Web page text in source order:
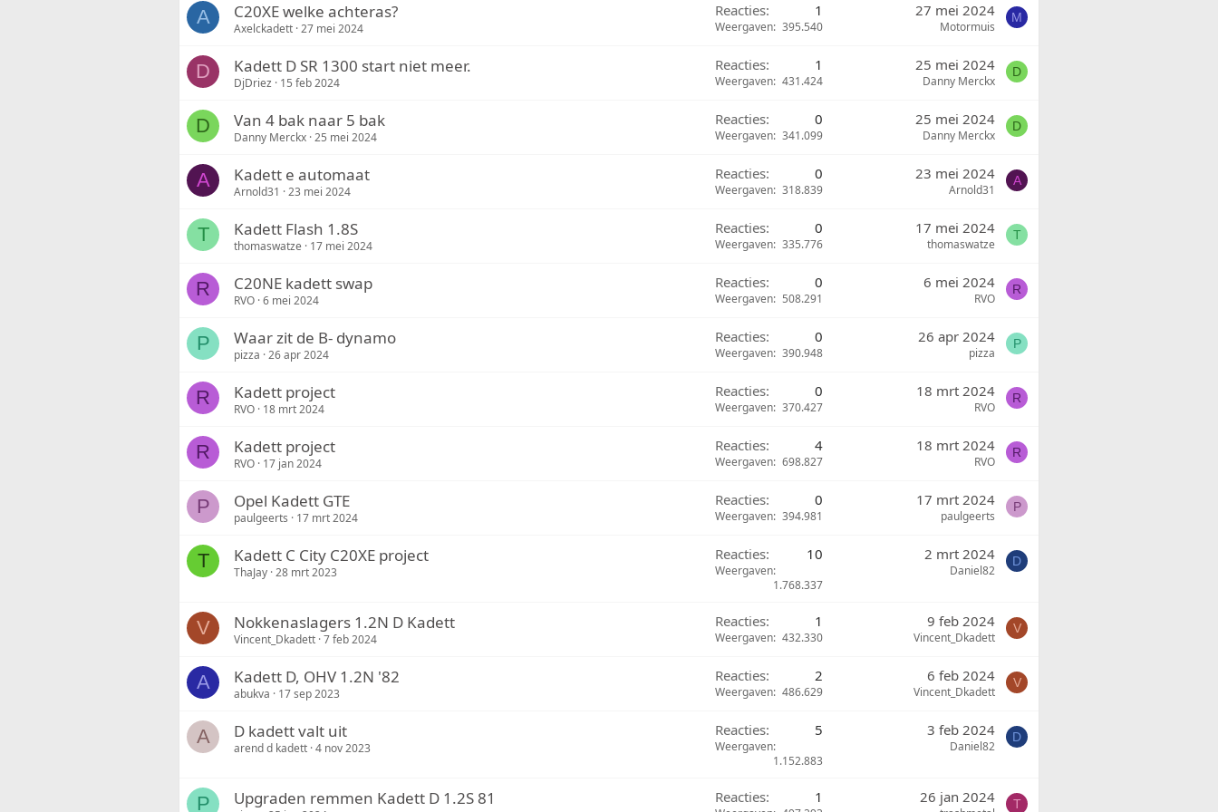
A C20XE welke achteras?
Axelckadett 27 mei 2024
Reacties 1
Weergaven 395.540
27 mei 2024
Motormuis
M
D Kadett D SR 1300 start niet meer.
DjDriez 15 feb 2024
Reacties 1
Weergaven 431.424
25 mei 2024
Danny Merckx
D
D Van 4 bak naar 5 bak
Danny Merckx 25 mei 2024
Reacties 0
Weergaven 341.099
25 mei 2024
Danny Merckx
D
A Kadett e automaat
Arnold31 23 mei 2024
Reacties 0
Weergaven 318.839
23 mei 2024
Arnold31
A
T Kadett Flash 1.8S
thomaswatze 17 mei 2024
Reacties 0
Weergaven 335.776
17 mei 2024
thomaswatze
T
R C20NE kadett swap
RVO 6 mei 2024
Reacties 0
Weergaven 508.291
6 mei 2024
RVO
R
P Waar zit de B- dynamo
pizza 26 apr 2024
Reacties 0
Weergaven 390.948
26 apr 2024
pizza
P
R Kadett project
RVO 18 mrt 2024
Reacties 0
Weergaven 370.427
18 mrt 2024
RVO
R
R Kadett project
RVO 17 jan 2024
Reacties 4
Weergaven 698.827
18 mrt 2024
RVO
R
P Opel Kadett GTE
paulgeerts 17 mrt 2024
Reacties 0
Weergaven 394.981
17 mrt 2024
paulgeerts
P
T Kadett C City C20XE project
ThaJay 28 mrt 2023
Reacties 10
Weergaven
1.768.337
2 mrt 2024
Daniel82
D
V Nokkenaslagers 1.2N D Kadett
Vincent_Dkadett 7 feb 2024
Reacties 1
Weergaven 432.330
9 feb 2024
Vincent_Dkadett
V
A Kadett D, OHV 1.2N '82
abukva 17 sep 2023
Reacties 2
Weergaven 486.629
6 feb 2024
Vincent_Dkadett
V
A D kadett valt uit
arend d kadett 4 nov 2023
Reacties 5
Weergaven
1.152.883
3 feb 2024
Daniel82
D
P Upgraden remmen Kadett D 1.2S 81 Reacties 1 26 jan 2024 T